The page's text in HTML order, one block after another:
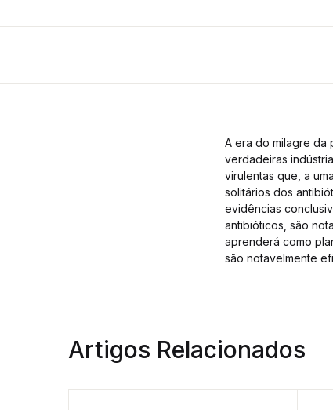
A era do milagre da
verdadeiras
virulentas que, a
solitários dos
evidências
antibióticos, são
aprenderá como
são notavelmente
Artigos Relacionados